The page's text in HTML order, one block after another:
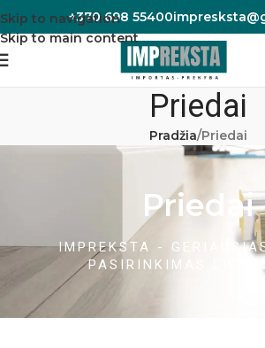
Skip to navigation
Skip to main content
+370 698 55400
Priedai
Pradžia Priedai
Priedai
IMPREKSTA -
PASIRINKIMAS